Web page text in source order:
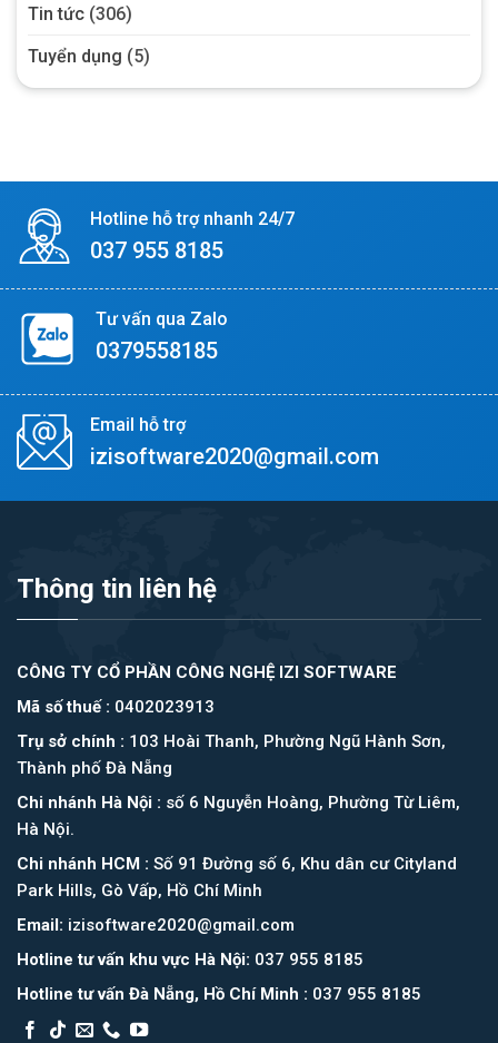
Tin tức (306)
Tuyển dụng (5)
Hotline hỗ trợ nhanh 24/7
037 955 8185
Tư vấn qua Zalo
0379558185
Email hỗ trợ
izisoftware2020@gmail.com
Thông tin liên hệ
CÔNG TY CỔ PHẦN CÔNG NGHỆ IZI SOFTWARE
Mã số thuế : 0402023913
Trụ sở chính : 103 Hoài Thanh, Phường Ngũ Hành Sơn,
Thành phố Đà Nẵng
Chi nhánh Hà Nội : số 6 Nguyễn Hoàng, Phường Từ Liêm,
Hà Nội.
Chi nhánh HCM : Số 91 Đường số 6, Khu dân cư Cityland
Park Hills, Gò Vấp, Hồ Chí Minh
Email: izisoftware2020@gmail.com
Hotline tư vấn khu vực Hà Nội: 037 955 8185
Hotline tư vấn Đà Nẵng, Hồ Chí Minh : 037 955 8185